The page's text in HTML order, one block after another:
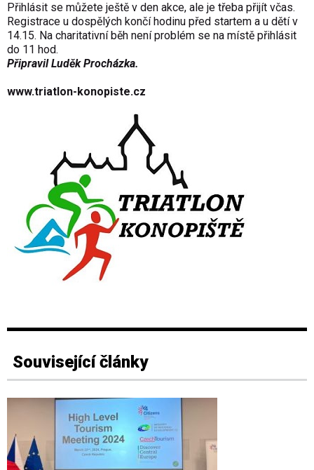
Přihlásit se můžete ještě v den akce, ale je třeba přijít včas.
Registrace u dospělých končí hodinu před startem a u dětí v
14.15. Na charitativní běh není problém se na místě přihlásit
do 11 hod.
Připravil Luděk Procházka.
www.triatlon-konopiste.cz
Související články